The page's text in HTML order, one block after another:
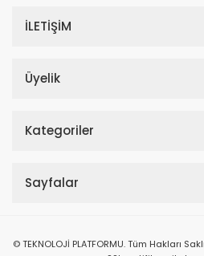
İLETİŞİM
Üyelik
Kategoriler
Sayfalar
© TEKNOLOJİ PLATFORMU. Tüm Hakları